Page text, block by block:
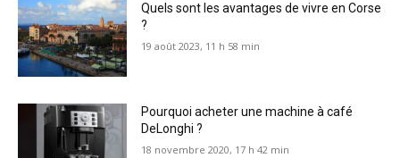
Quels sont les avantages de vivre en Corse
?
19 août 2023, 11 h 58 min
Pourquoi acheter une machine à café
DeLonghi ?
18 novembre 2020, 17 h 42 min